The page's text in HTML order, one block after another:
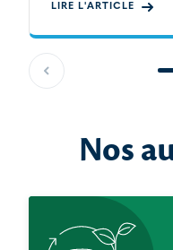
LIRE L'ARTICLE
Slide précédente
Nos